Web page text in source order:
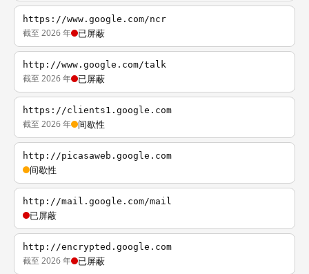
https://www.google.com/ncr
截至 2026 年 已屏蔽
http://www.google.com/talk
截至 2026 年 已屏蔽
https://clients1.google.com
截至 2026 年 间歇性
http://picasaweb.google.com
间歇性
http://mail.google.com/mail
已屏蔽
http://encrypted.google.com
截至 2026 年 已屏蔽